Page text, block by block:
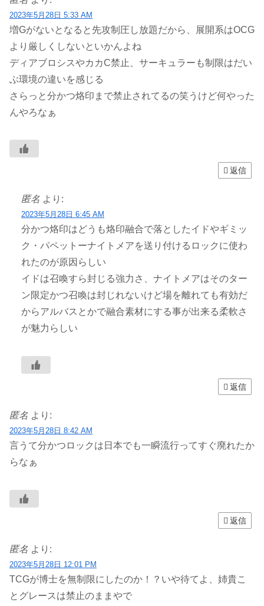
2023年5月28日 5:33 AM
増Gがないとなると先攻制圧し放題だから、展開系はOCG
より厳しくしないといかんよね
ディアブロシスやカカC禁止、サーキュラーも制限はだい
ぶ環境の違いを感じる
さらっと分かつ烙印まで禁止されてるの笑うけど何やった
んやろなぁ
返信
匿名 より:
2023年5月28日 6:45 AM
分かつ烙印はどうも烙印融合で落としたイドやギミッ
ク・パペットーナイトメアを送り付けるロックに使わ
れたのが原因らしい
イドは召喚すら封じる強力さ、ナイトメアはそのター
ン限定かつ召喚は封じれないけど場を離れても有効だ
からアルバスとかで融合素材にする事が出来る柔軟さ
が魅力らしい
返信
匿名 より:
2023年5月28日 8:42 AM
言うて分かつロックは日本でも一瞬流行ってすぐ廃れたか
らなぁ
返信
匿名 より:
2023年5月28日 12:01 PM
TCGが博士を無制限にしたのか！？いや待てよ、姉貴こ
とグレースは禁止のままやで